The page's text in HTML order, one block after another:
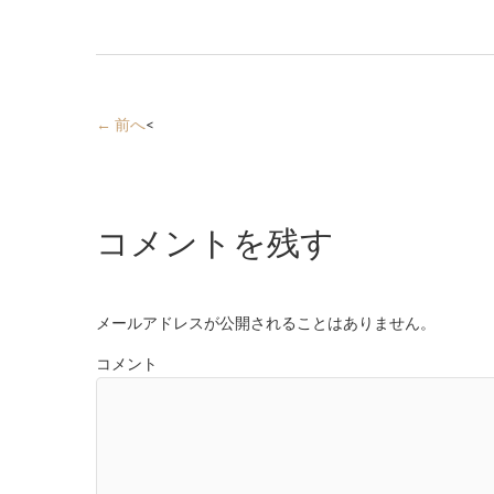
<
← 前へ
コメントを残す
メールアドレスが公開されることはありません。
コメント